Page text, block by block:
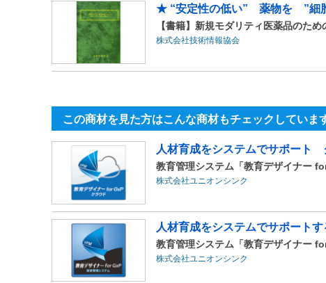
★ “安定性の低い” 薬物を ”細
【書籍】新規モダリティ医薬品のた
株式会社技術情報協会
この商材を見た方はこんな商材もチェックしていま
人材育成をシステムでサポート
教育管理システム「教育デザイナー
株式会社ユニオンシンク
人材育成をシステムでサポート
教育管理システム「教育デザイナー
株式会社ユニオンシンク